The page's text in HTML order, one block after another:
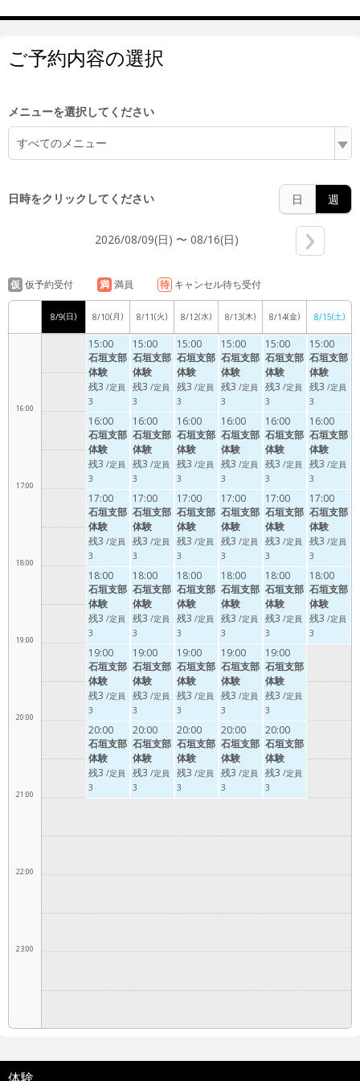
ご予約内容の選択
メニューを選択してください
すべてのメニュー
日時をクリックしてください 日 週
2026/08/09(日) 〜 08/16(日)
仮 仮予約受付 満 満員 待 キャンセル待ち受付
8/9(日) 8/10(月) 8/11(火) 8/12(水) 8/13(木) 8/14(金) 8/15(土)
11:00
15:00
16:00
17:00
18:00
19:00
20:00
21:00
22:00
23:00
15:00
石垣支部
体験
残3 /定員
3
16:00
石垣支部
体験
残3 /定員
3
17:00
石垣支部
体験
残3 /定員
3
18:00
石垣支部
体験
残3 /定員
3
19:00
石垣支部
体験
残3 /定員
3
20:00
石垣支部
体験
残3 /定員
3
15:00
石垣支部
体験
残3 /定員
3
16:00
石垣支部
体験
残3 /定員
3
17:00
石垣支部
体験
残3 /定員
3
18:00
石垣支部
体験
残3 /定員
3
19:00
石垣支部
体験
残3 /定員
3
20:00
石垣支部
体験
残3 /定員
3
15:00
石垣支部
体験
残3 /定員
3
16:00
石垣支部
体験
残3 /定員
3
17:00
石垣支部
体験
残3 /定員
3
18:00
石垣支部
体験
残3 /定員
3
19:00
石垣支部
体験
残3 /定員
3
20:00
石垣支部
体験
残3 /定員
3
15:00
石垣支部
体験
残3 /定員
3
16:00
石垣支部
体験
残3 /定員
3
17:00
石垣支部
体験
残3 /定員
3
18:00
石垣支部
体験
残3 /定員
3
19:00
石垣支部
体験
残3 /定員
3
20:00
石垣支部
体験
残3 /定員
3
15:00
石垣支部
体験
残3 /定員
3
16:00
石垣支部
体験
残3 /定員
3
17:00
石垣支部
体験
残3 /定員
3
18:00
石垣支部
体験
残3 /定員
3
19:00
石垣支部
体験
残3 /定員
3
20:00
石垣支部
体験
残3 /定員
3
15:00
石垣支部
体験
残3 /定員
3
16:00
石垣支部
体験
残3 /定員
3
17:00
石垣支部
体験
残3 /定員
3
18:00
石垣支部
体験
残3 /定員
3